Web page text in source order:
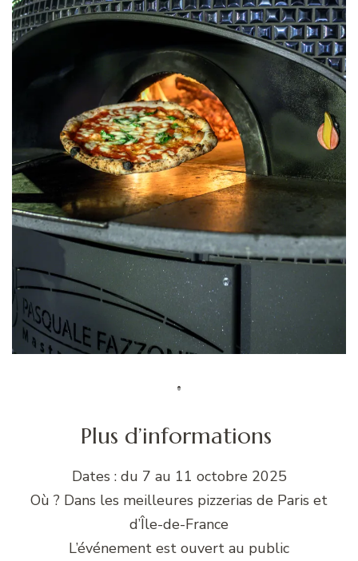
Plus d’informations
Dates : du 7 au 11 octobre 2025
Où ? Dans les meilleures pizzerias de Paris et
d’Île-de-France
L’événement est ouvert au public